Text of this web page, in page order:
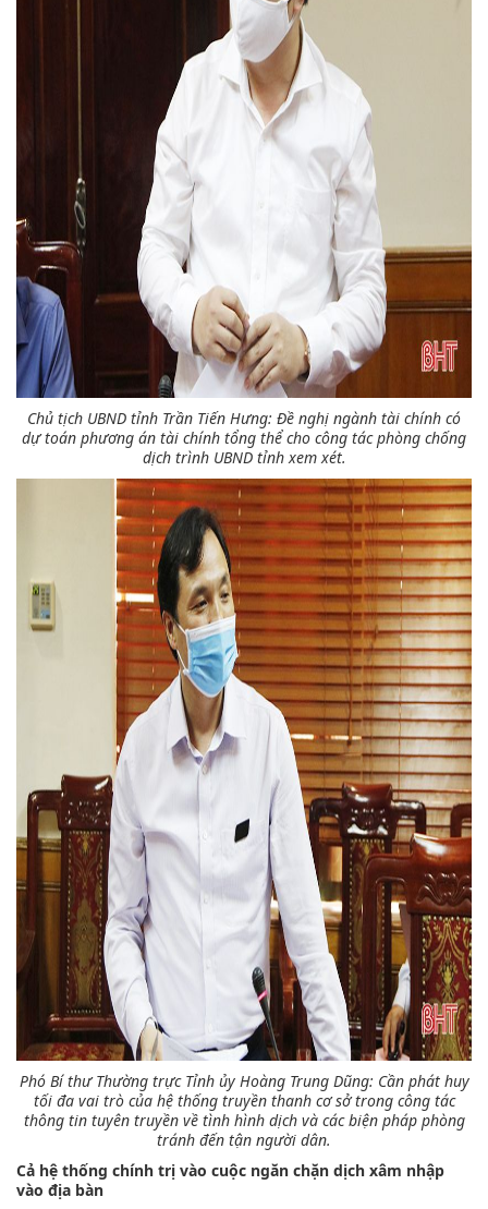
Chủ tịch UBND tỉnh Trần Tiến Hưng: Đề nghị ngành tài chính có
dự toán phương án tài chính tổng thể cho công tác phòng chống
dịch trình UBND tỉnh xem xét.
Phó Bí thư Thường trực Tỉnh ủy Hoàng Trung Dũng: Cần phát huy
tối đa vai trò của hệ thống truyền thanh cơ sở trong công tác
thông tin tuyên truyền về tình hình dịch và các biện pháp phòng
tránh đến tận người dân.
Cả hệ thống chính trị vào cuộc ngăn chặn dịch xâm nhập
vào địa bàn